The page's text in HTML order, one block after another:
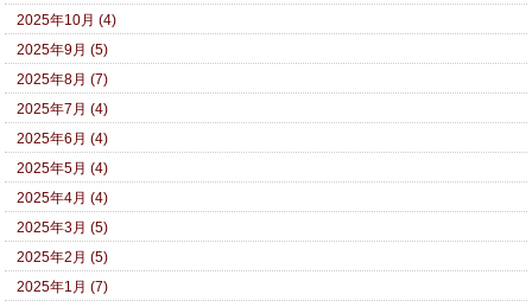
2025年10月 (4)
2025年9月 (5)
2025年8月 (7)
2025年7月 (4)
2025年6月 (4)
2025年5月 (4)
2025年4月 (4)
2025年3月 (5)
2025年2月 (5)
2025年1月 (7)